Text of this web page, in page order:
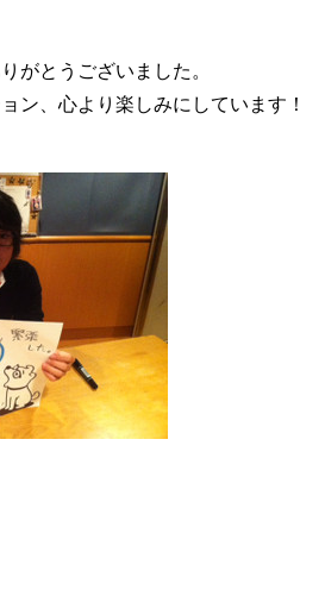
がとうございました。
ン、心より楽しみにしています！